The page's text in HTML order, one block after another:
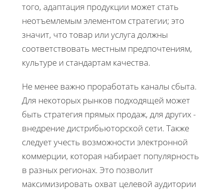
того, адаптация продукции может стать
неотъемлемым элементом стратегии; это
значит, что товар или услуга должны
соответствовать местным предпочтениям,
культуре и стандартам качества.
Не менее важно проработать каналы сбыта.
Для некоторых рынков подходящей может
быть стратегия прямых продаж, для других -
внедрение дистрибьюторской сети. Также
следует учесть возможности электронной
коммерции, которая набирает популярность
в разных регионах. Это позволит
максимизировать охват целевой аудитории